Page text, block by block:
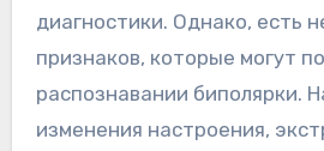
диагностики. Однако, есть
признаков, которые могут
распознавании биполярки.
изменения настроения,